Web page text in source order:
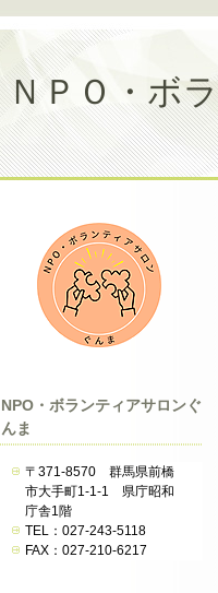
ＮＰＯ・ボ
NPO・ボランティアサロンぐ
んま
〒371-8570 群馬県前橋
市大手町1-1-1 県庁昭和
庁舎1階
TEL：027-243-5118
FAX：027-210-6217